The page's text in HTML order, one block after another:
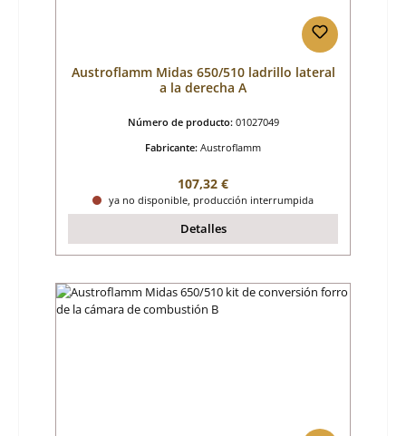
Austroflamm Midas 650/510 ladrillo lateral
a la derecha A
Número de producto: 01027049
Fabricante: Austroflamm
Precio normal:
107,32 €
ya no disponible, producción interrumpida
Detalles